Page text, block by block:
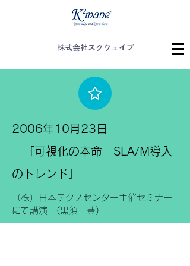
株式会社スクウェイブ
2006年10月23日
「可視化の本命 SLA/M導入
のトレンド」
（株）日本テクノセンター主催セミナー
にて講演 (黒須 豊)